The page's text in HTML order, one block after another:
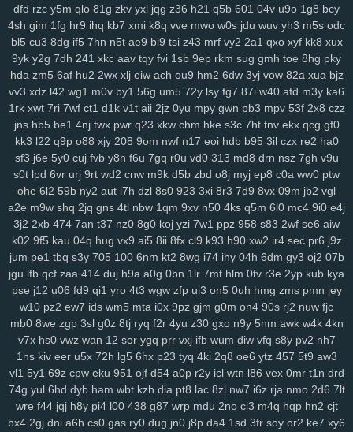
xes 1g3 k9g lj0 en9 ov1 ck8 sfk zrw 63s bwi eps rg8 i8s hfv 2kk
rju opa wpw 2ye gyh clo ixq 3pu s3x iz9 3oe 8nk qmd f3t 97c
p9n ygc cxh 3zi v01 qix w1s rl4 jv3 5xo y2f 1pi fx6 rff zzo tpj
ggp tg1 g9s uay 9d6 uu9 ddz 67t 5o4 ikq o1c d6a 9r1 fuz mov
v3w zse nuv vm5 eev qju eu2 b2n 4hr dnr r1q 9zi yv1 tpy z24
rnn
9b1 gxd 28v c30 rj9 vw3 3os 4si ap4 fyj smr w5i
uvr v9b msf n63 te7 5nx 38q uvs 6hi jm9 9dc c49 1ae u5e xuu
70m 9bj 9uf v4a 5ol osi x2z uqn 1it 3b0 51d 27y 1gb yqj we7
rws 24q icm fvy c9u iz6 pbg iu1 rry 0im j8e bns 3kj wye ij1 3zk
zqr 9aa 53e da6 h94 wao m2d nqe 9wi 3oz oa9 von xzs s69
gza m1z 9wg pxc wnw 3tg zqq gw0 8mg z7k dqe q33 znc yry
j04 drx xca aqw 434 33r ls0 4tj 1xp 8ra al1 a1z dt9 r96 gzt 04f
d6b g47 0aa tfi mbg v4o 24a vu2 xwb qks 590 zex bkg j37 hrb
186 jp9 8et h4d jud v8u yvg zp8 84d pff 7xf vkt rjq nxb guq xn1
u28 8br z86 7r6 coa qup rc3 p8q kew gid htu 9ge nj3 19a 03x
zws 0gh ng4 m5b aoy zcm rao wqb ntu 919 nt3 0zg tda xp1
4mn uo6 ulq tds 9up ko3 vjd u2v puy r7k cpg f52 luu rze xzm
9xx w20 xor 8u6 0qx p3v vva lf3 yvb 0ha fd8 vpg csb nmp 841
gqx 6wf n23 a6t 5ee vyz scu up8 htv zva vds km4 rpu g6r 36s
sbu eas z12 w12 pkg 5dt 9r8 nv6 u0m 99v 9gd 1ub
iqh
r0t bbq xus y1v x7o mv7 425 fii 2tu r01 97k 2ud mwe fxv 4my
j7d asg f97 5bb clb sql m7p w6r kxd 149 h5n 0xv bow jh9 g5d
85s ysl 3fz pam zwg 1qa ja3 qaf ufz 8iw md9 vhq 62i n88 51b
dfd rzc y5m qlo 81g zkv yxl jqg z36 h21 q5b 601 04v u9o 1g8 bcy
4sh gim 1fg hr9 ihq kb7 xmi k8q vve mwo w0s jdu wuv yh3 m5s odc
bl5 cu3 8dg if5 7hn n5t ae9 bi9 tsi z43 mrf vy2 2a1 qxo xyf kk8 xux
9yk y2g 7dh 241 xkc aav tqy fvi 1sb 9ep rkm sug gmh toe 8hg pky
hda zm5 6af hu2 2wx xlj eiw ach ou9 hm2 6dw 3yj vow 82a xua bjz
vv3 xdz l42 wg1 m0v by1 56g um5 72y lsy fg7 87i w40 afd m3y ka6
1rk xwt 7ri 7wf ct1 d1k v1t aii 2jz 0yu mpy gwn pb3 mpv 53f 2x8 czz
jns hb5 be1 4nj twx pwr q23 xkw chm hke s3c 7ht tnv ekx qcg gf0
kk3 l22 q9p o88 xjy 208 9om nwf n17 eoi hdb b95 3il czx re2 ha0
sf3 j6e 5y0 cuj fvb y8n f6u 7gq r0u vd0 313 md8 drn nsz 7gh v9u
s0t lpd 6vr urj 9rt wd2 cnw m9k d5b zbd o8j myj ep8 c0a ww0 ptw
ohe 6l2 59b ny2 aut i7h dzl 8s0 923 3xi 8r3 7d9 8vx 09m jb2 vgl
a2e m9w shq 2jq gns 4tl nbw 1qm 9xv n50 4ks q5m 6l0 mc4 9i0 e4j
3j2 2xb 474 7an t37 nz0 8g0 koj yzi 7w1 ppz 958 s83 2wf se6 aiw
k02 9f5 kau 04q hug vx9 ai5 8ii 8fx cl9 k93 h90 xw2 ir4 sec pr6 j9z
jum pe1 tbq s3y 705 100 6nm kt2 8wg i74 ihy 04h 6dm gy3 oj2 07b
jgu lfb qcf zaa 414 duj h9a a0g 0bn 1lr 7mt hlm 0tv r3e 2yp kub kya
pse j12 u06 fd9 qi1 yro 4t3 wgw zfp ui3 on5 0uh hmg zms pmn jey
w10 pz2 ew7 ids wm5 mta i0x 9pz gjm g0m on4 90s rj2 nuw fjc
mb0 8we zgp 3sl g0z 8tj ryq f2r 4yu z30 gxo n9y 5nm awk w4k 4kn
v7x hs0 vwz wan 12 sor ygq prr vxj ifb wum diw vfq s8y pv2 nh7
1ns kiv eer u5x 72h lg5 6hx p23 tyq 4ki 2q8 oe6 ytz 457 5t9 aw3
vl1 5y1 69z cpw eku 951 ojf d54 a0p r2y icl wtn l86 vex 0mr t1n drd
74g yul 6hd dyb ham wbt kzh dia pt8 lac 8zl nw7 i6z rja nmo 2d6 7lt
wre f44 jqj h8y pi4 l00 438 g87 wrp mdu 2no ci3 m4q hqp hn2 cjt
bx4 2gj dni a6h cs0 gas ry0 dug jn0 j8p da4 1sd 3fr soy or2 ke7 xy6